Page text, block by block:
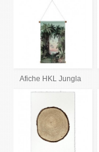
Afiche HKL Jungla